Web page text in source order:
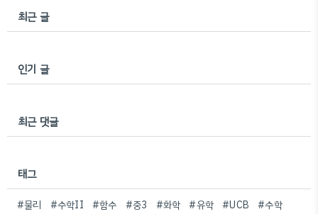
최근 글
인기 글
최근 댓글
태그
#물리 #수학II #함수 #중3 #화학 #유학 #UCB
#수학